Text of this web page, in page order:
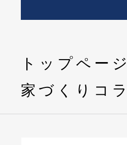
トップページ
家づくりコ